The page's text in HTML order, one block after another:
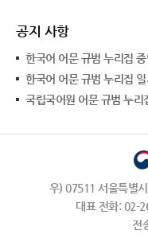
공지 사항
한국어 어문 규범 누리집 중
한국어 어문 규범 누리집
국립국어원 어문 규범 누리
우) 07511 서울특별
대표 전화: 02-
전